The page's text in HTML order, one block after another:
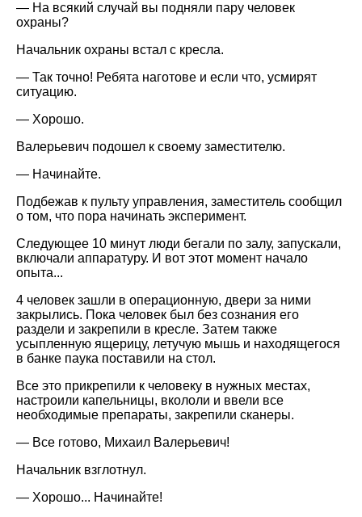
— На всякий случай вы подняли пару человек
охраны?
Начальник охраны встал с кресла.
— Так точно! Ребята наготове и если что, усмирят
ситуацию.
— Хорошо.
Валерьевич подошел к своему заместителю.
— Начинайте.
Подбежав к пульту управления, заместитель сообщил
о том, что пора начинать эксперимент.
Следующее 10 минут люди бегали по залу, запускали,
включали аппаратуру. И вот этот момент начало
опыта...
4 человек зашли в операционную, двери за ними
закрылись. Пока человек был без сознания его
раздели и закрепили в кресле. Затем также
усыпленную ящерицу, летучую мышь и находящегося
в банке паука поставили на стол.
Все это прикрепили к человеку в нужных местах,
настроили капельницы, вкололи и ввели все
необходимые препараты, закрепили сканеры.
— Все готово, Михаил Валерьевич!
Начальник взглотнул.
— Хорошо... Начинайте!